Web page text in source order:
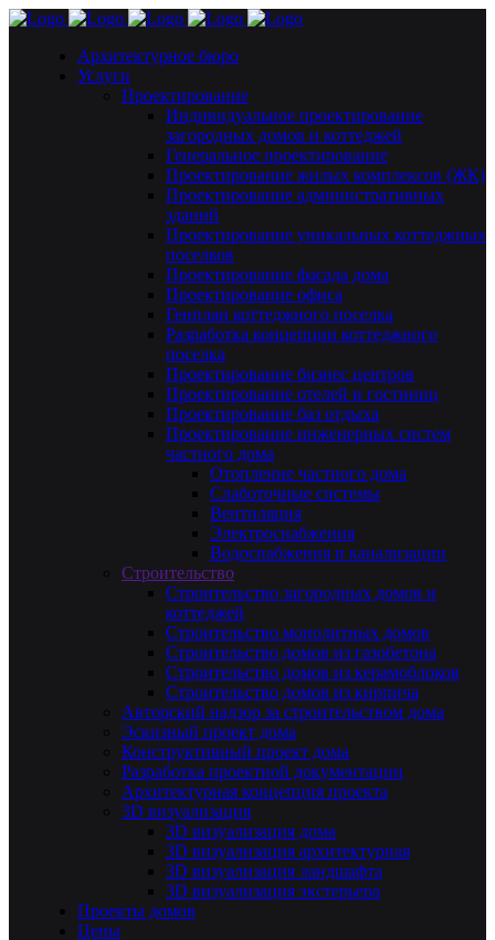
Архитектурное бюро
Услуги
Проектирование
Индивидуальное проектирование
загородных домов и коттеджей
Генеральное проектирование
Проектирование жилых комплексов (ЖК)
Проектирование административных
зданий
Проектирование уникальных коттеджных
поселков
Проектирование фасада дома
Проектирование офиса
Генплан коттеджного поселка
Разработка концепции коттеджного
поселка
Проектирование бизнес центров
Проектирование отелей и гостиниц
Проектирование баз отдыха
Проектирование инженерных систем
частного дома
Отопление частного дома
Слаботочные системы
Вентиляция
Электроснабжения
Водоснабжения и канализации
Строительство
Строительство загородных домов и
коттеджей
Строительство монолитных домов
Строительство домов из газобетона
Строительство домов из керамоблоков
Строительство домов из кирпича
Авторский надзор за строительством дома
Эскизный проект дома
Конструктивный проект дома
Разработка проектной документации
Архитектурная концепция проекта
3D визуализация
3D визуализация дома
3D визуализация архитектурная
3D визуализация ландшафта
3D визуализация экстерьера
Проекты домов
Цены